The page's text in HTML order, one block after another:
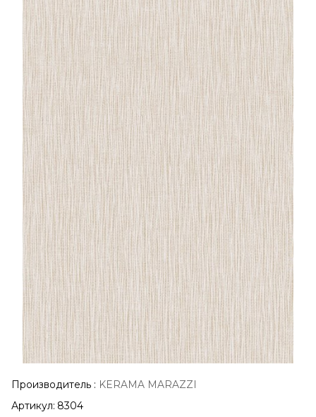
Производитель : KERAMA MARAZZI
Артикул: 8304